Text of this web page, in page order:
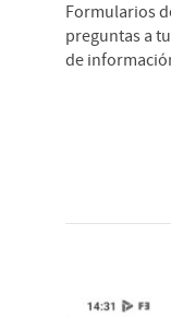
Formularios
preguntas a
de